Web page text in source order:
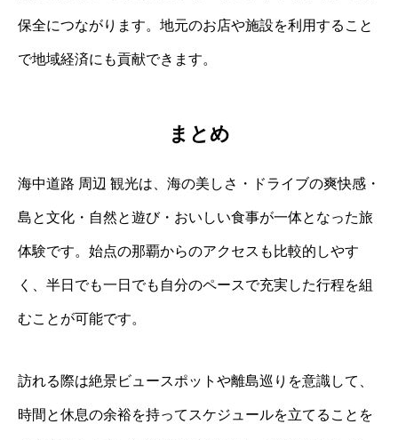
保全につながります。地元のお店や施設を利用すること
で地域経済にも貢献できます。
まとめ
海中道路 周辺 観光は、海の美しさ・ドライブの爽快感・
島と文化・自然と遊び・おいしい食事が一体となった旅
体験です。始点の那覇からのアクセスも比較的しやす
く、半日でも一日でも自分のペースで充実した行程を組
むことが可能です。
訪れる際は絶景ビュースポットや離島巡りを意識して、
時間と休息の余裕を持ってスケジュールを立てることを